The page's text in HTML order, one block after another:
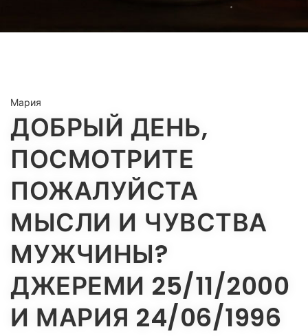
Мария
ДОБРЫЙ ДЕНЬ,
ПОСМОТРИТЕ
ПОЖАЛУЙСТА
МЫСЛИ И ЧУВСТВА
МУЖЧИНЫ?
ДЖЕРЕМИ 25/11/2000
И МАРИЯ 24/06/1996